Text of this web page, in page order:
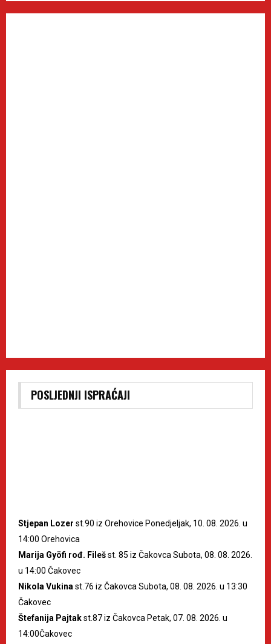
POSLJEDNJI ISPRAĆAJI
Stjepan Lozer st.90 iz Orehovice Ponedjeljak, 10. 08. 2026. u
14:00 Orehovica
Marija Gyöfi rođ. Filešst. 85 iz Čakovca Subota, 08. 08. 2026.
u 14:00 Čakovec
Nikola Vukinast.76 iz Čakovca Subota, 08. 08. 2026. u 13:30
Čakovec
Štefanija Pajtakst.87 iz Čakovca Petak, 07. 08. 2026. u
14:00Čakovec